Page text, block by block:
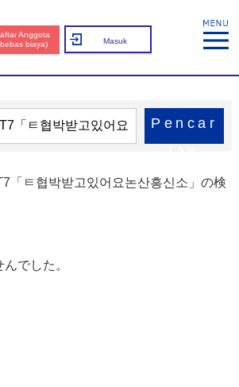
Anggota
biaya)
Masuk
Pencar
「ㅌ협박받고있어요논산흥신소」の検
でした。